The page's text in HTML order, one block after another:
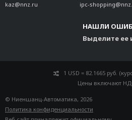
kaz@nnz.ru ipc-
НАШЛИ
Выделите ее
1 USD = 82.1665 руб.
Цены включают
© Ниеншанц-Автоматика, 2026
Политика конфиденциальности